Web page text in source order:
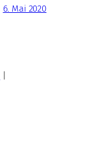
6. Mai 2020